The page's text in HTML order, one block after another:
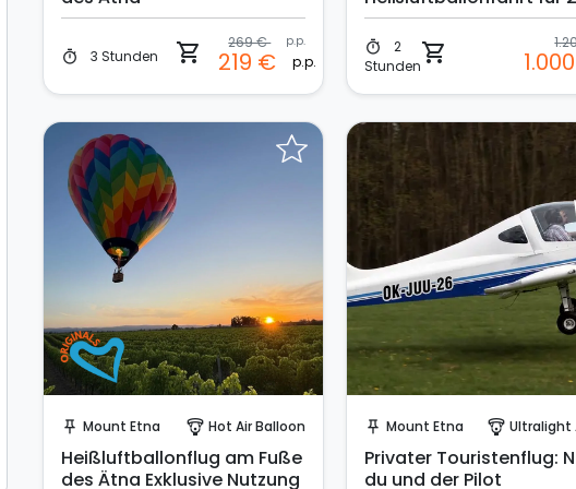
timer 3 Stunden shopping_cart 269 € p.p.
219 € p.p.
Personen
timer
2
Stundenshopping_cart
push_pin Mount Etna paragliding Hot Air Balloon
Heißluftballonflug am Fuße
des Ätna Exklusive Nutzung
push_pin Mount Etna paragliding Ultralight
Privater Touristenflug:
du und der Pilot